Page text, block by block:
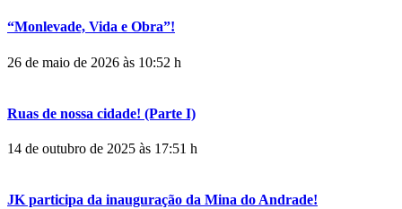
“Monlevade, Vida e Obra”!
26 de maio de 2026 às 10:52 h
Ruas de nossa cidade! (Parte I)
14 de outubro de 2025 às 17:51 h
JK participa da inauguração da Mina do Andrade!